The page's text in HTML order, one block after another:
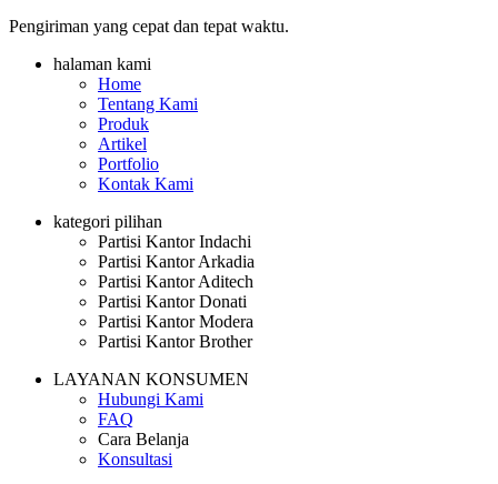
Pengiriman yang cepat dan tepat waktu.
halaman kami
Home
Tentang Kami
Produk
Artikel
Portfolio
Kontak Kami
kategori pilihan
Partisi Kantor Indachi
Partisi Kantor Arkadia
Partisi Kantor Aditech
Partisi Kantor Donati
Partisi Kantor Modera
Partisi Kantor Brother
LAYANAN KONSUMEN
Hubungi Kami
FAQ
Cara Belanja
Konsultasi